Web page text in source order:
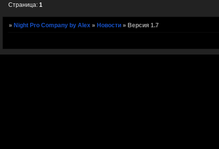
Страница:1
»Night Pro Company by Alex »Новости »Версия 1.7